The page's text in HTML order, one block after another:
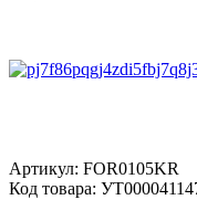
Артикул: FOR0105KR
Код товара: